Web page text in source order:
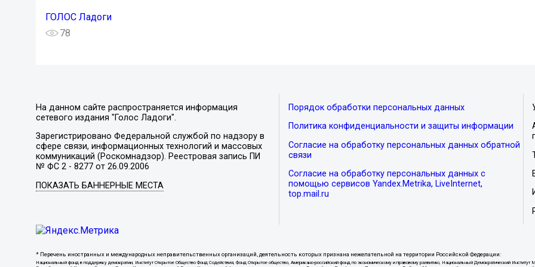
ГОЛОС Ладоги
78
На данном сайте распространяется информация
сетевого издания "Голос Ладоги".
Зарегистрировано Федеральной службой по надзору в
сфере связи, информационных технологий и массовых
коммуникаций (Роскомнадзор). Реестровая запись ПИ
№ ФС 2 - 8277 от 26.09.2006
ПОКАЗАТЬ БАННЕРНЫЕ МЕСТА
Порядок обработки персональных данных
Политика конфиденциальности и защиты информации
Согласие на обработку персональных данных обратной
связи
Согласие на обработку персональных данных с
помощью сервисов Yandex.Metrika, LiveInternet,
top.mail.ru
* Перечень иностранных и международных неправительственных организаций, деятельность которых признана нежелательной на территории Российской Федерации:
Национальный фонд в поддержку демократии, Институт Открытое Общество Фонд Содействия, Фонд Открытое общество, Американо-российский фонд по экономическому и правовому развитию, Национальный Демократический